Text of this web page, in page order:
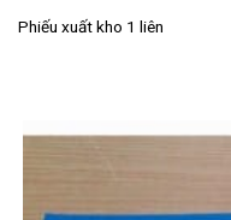
Phiếu xuất kho 1 liên